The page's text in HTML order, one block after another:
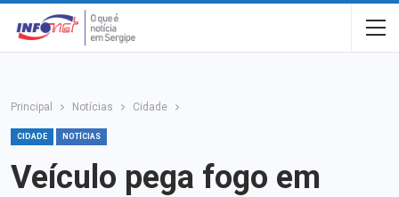
Principal Notícias Cidade
CIDADE NOTÍCIAS
Veículo pega fogo em